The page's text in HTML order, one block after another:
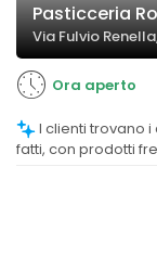
Pasticceria
Via Fulvio
Ora aperto
fatti, con prodotti